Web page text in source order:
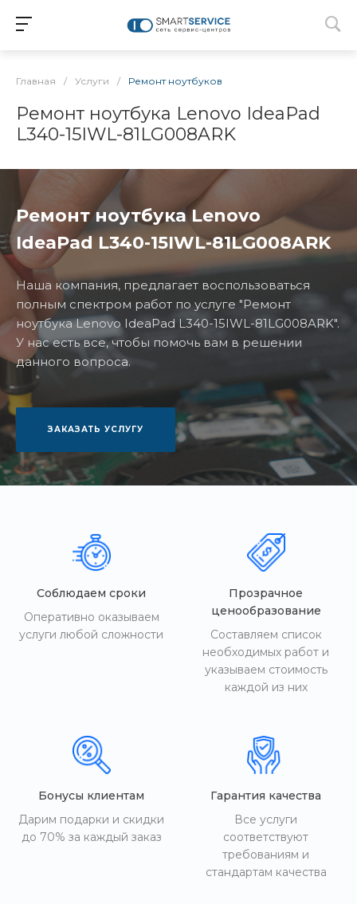
Главная / Услуги / Ремонт ноутбуков
Ремонт ноутбука Lenovo IdeaPad
L340-15IWL-81LG008ARK
Ремонт ноутбука Lenovo
IdeaPad L340-15IWL-81LG008ARK
Наша компания, предлагает воспользоваться
полным спектром работ по услуге "Ремонт
ноутбука Lenovo IdeaPad L340-15IWL-81LG008ARK".
У нас есть все, чтобы помочь вам в решении
данного вопроса.
ЗАКАЗАТЬ УСЛУГУ
Соблюдаем сроки
Оперативно оказываем
услуги любой сложности
Прозрачное
ценообразование
Составляем список
необходимых работ и
указываем стоимость
каждой из них
Бонусы клиентам
Дарим подарки и скидки
до 70% за каждый заказ
Гарантия качества
Все услуги
соответствуют
требованиям и
стандартам качества